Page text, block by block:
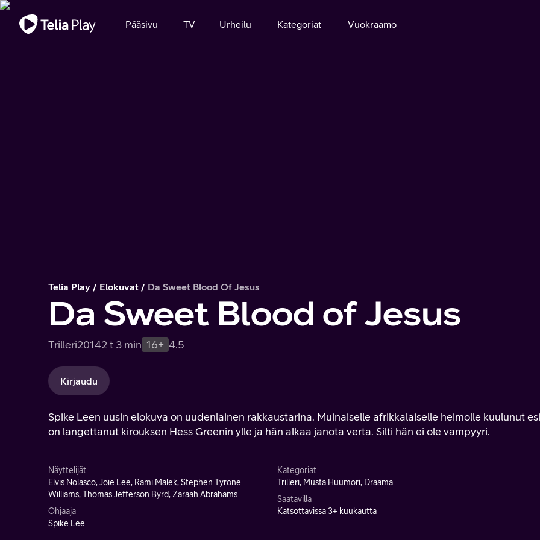
Tärkeä viesti
Pääsivu TV Urheilu Kategoriat Vuokraamo
Telia Play Elokuvat Da Sweet Blood Of Jesus
Da Sweet Blood of Jesus
Trilleri20142 t 3 min 16+ 4.5
Kirjaudu
Spike Leen uusin elokuva on uudenlainen rakkaustarina. Muinaiselle afrikkalaiselle heimolle kuulunut
on langettanut kirouksen Hess Greenin ylle ja hän alkaa janota verta. Silti hän ei ole vampyyri.
Näyttelijät
Elvis Nolasco, Joie Lee, Rami Malek, Stephen Tyrone
Williams, Thomas Jefferson Byrd, Zaraah Abrahams
Ohjaaja
Spike Lee
Kategoriat
Trilleri, Musta Huumori, Draama
Saatavilla
Katsottavissa 3+ kuukautta